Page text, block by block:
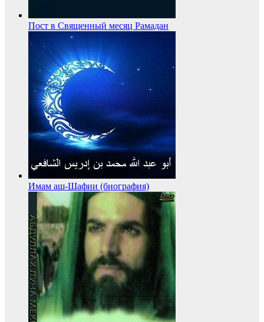
Пост в Священный месяц Рамадан
Имам аш-Шафии (биография)